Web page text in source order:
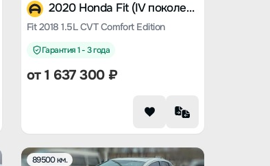
2020 Honda Fit (IV поколение)
Fit 2018 1.5L CVT Comfort Edition
Гарантия 1 - 3 года
от1 637 300₽
89500 км.